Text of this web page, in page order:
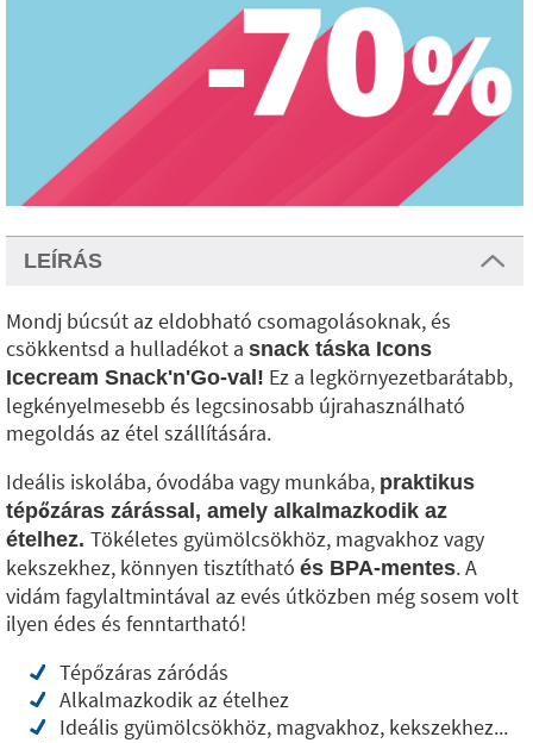
LEÍRÁS
Mondj búcsút az eldobható csomagolásoknak, és
csökkentsd a hulladékot a snack táska Icons
Icecream Snack'n'Go-val! Ez a legkörnyezetbarátabb,
legkényelmesebb és legcsinosabb újrahasználható
megoldás az étel szállítására.
Ideális iskolába, óvodába vagy munkába, praktikus
tépőzáras zárással, amely alkalmazkodik az
ételhez. Tökéletes gyümölcsökhöz, magvakhoz vagy
kekszekhez, könnyen tisztítható és BPA-mentes. A
vidám fagylaltmintával az evés útközben még sosem volt
ilyen édes és fenntartható!
Tépőzáras záródás
Alkalmazkodik az ételhez
Ideális gyümölcsökhöz, magvakhoz, kekszekhez...